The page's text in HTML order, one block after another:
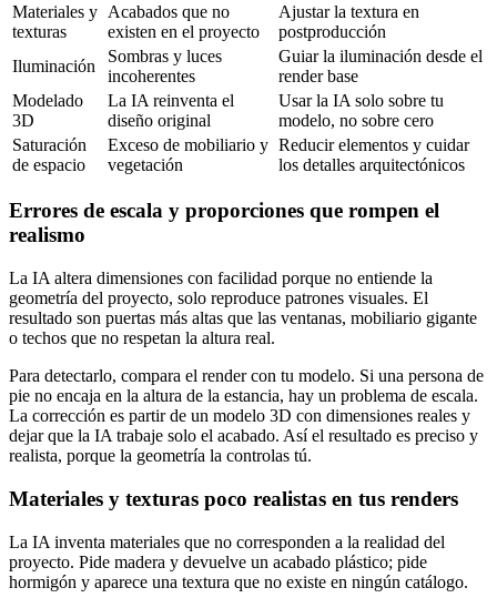
Materiales y
texturas
Acabados que no
existen en el proyecto
Ajustar la textura en
postproducción
Iluminación
Sombras y luces
incoherentes
Guiar la iluminación desde el
render base
Modelado
3D
La IA reinventa el
diseño original
Usar la IA solo sobre tu
modelo, no sobre cero
Saturación
de espacio
Exceso de mobiliario y
vegetación
Reducir elementos y cuidar
los detalles arquitectónicos
Errores de escala y proporciones que rompen el
realismo
La IA altera dimensiones con facilidad porque no entiende la
geometría del proyecto, solo reproduce patrones visuales. El
resultado son puertas más altas que las ventanas, mobiliario gigante
o techos que no respetan la altura real.
Para detectarlo, compara el render con tu modelo. Si una persona de
pie no encaja en la altura de la estancia, hay un problema de escala.
La corrección es partir de un modelo 3D con dimensiones reales y
dejar que la IA trabaje solo el acabado. Así el resultado es preciso y
realista, porque la geometría la controlas tú.
Materiales y texturas poco realistas en tus renders
La IA inventa materiales que no corresponden a la realidad del
proyecto. Pide madera y devuelve un acabado plástico; pide
hormigón y aparece una textura que no existe en ningún catálogo.